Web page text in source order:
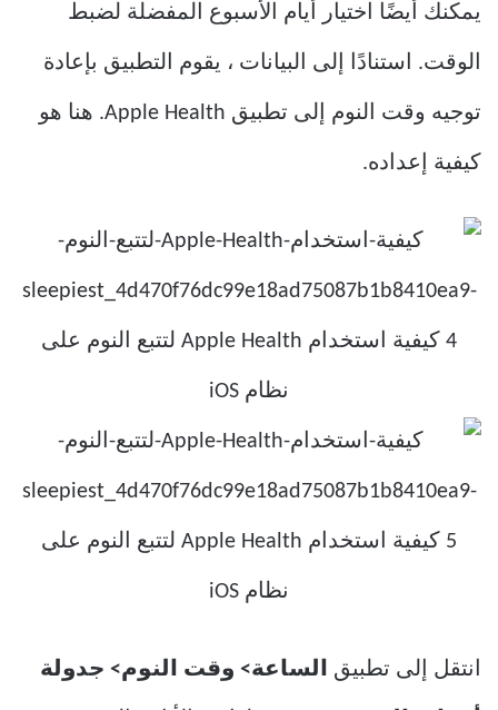
يمكنك أيضًا اختيار أيام الأسبوع المفضلة لضبط
الوقت. استنادًا إلى البيانات ، يقوم التطبيق بإعادة
توجيه وقت النوم إلى تطبيق Apple Health. هنا هو
كيفية إعداده.
انتقل إلى تطبيق الساعة> وقت النوم> جدولة